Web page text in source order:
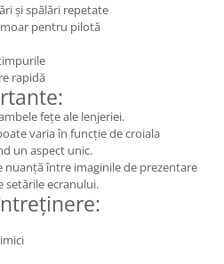
și spălări repetate
pentru pilotă
rapidă
fețe ale lenjeriei.
varia în funcție de croiala
un aspect unic.
nuanță între imaginile de prezentare
setările ecranului.